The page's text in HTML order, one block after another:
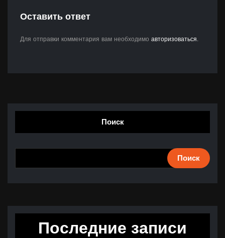
Оставить ответ
Для отправки комментария вам необходимо авторизоваться.
Поиск
Поиск
Последние записи